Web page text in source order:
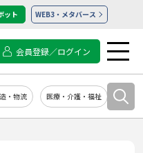
ット WEB3・メタバース
会員登録／ログイン
・物流 医療・介護・福祉 シス